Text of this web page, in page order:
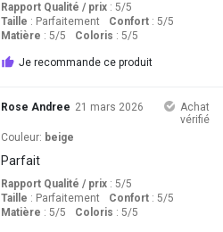
Rapport Qualité / prix: 5/5
Taille : Parfaitement Confort: 5/5
Matière : 5/5 Coloris : 5/5
Je recommande ce produit
Rose Andree 21 mars 2026
Achat
vérifié
Couleur: beige
Parfait
Rapport Qualité / prix: 5/5
Taille : Parfaitement Confort: 5/5
Matière : 5/5 Coloris : 5/5